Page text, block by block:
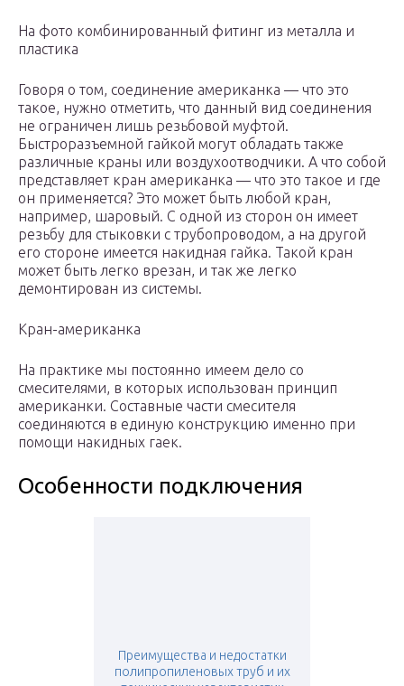
На фото комбинированный фитинг из металла и
пластика
Говоря о том, соединение американка — что это
такое, нужно отметить, что данный вид соединения
не ограничен лишь резьбовой муфтой.
Быстроразъемной гайкой могут обладать также
различные краны или воздухоотводчики. А что собой
представляет кран американка — что это такое и где
он применяется? Это может быть любой кран,
например, шаровый. С одной из сторон он имеет
резьбу для стыковки с трубопроводом, а на другой
его стороне имеется накидная гайка. Такой кран
может быть легко врезан, и так же легко
демонтирован из системы.
Кран-американка
На практике мы постоянно имеем дело со
смесителями, в которых использован принцип
американки. Составные части смесителя
соединяются в единую конструкцию именно при
помощи накидных гаек.
Особенности подключения
Преимущества и недостатки
полипропиленовых труб и их